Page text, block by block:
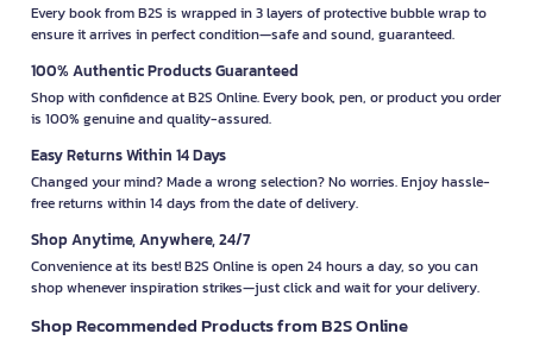
Every book from B2S is wrapped in 3 layers of protective bubble wrap to
ensure it arrives in perfect condition—safe and sound, guaranteed.
100% Authentic Products Guaranteed
Shop with confidence at B2S Online. Every book, pen, or product you order
is 100% genuine and quality-assured.
Easy Returns Within 14 Days
Changed your mind? Made a wrong selection? No worries. Enjoy hassle-
free returns within 14 days from the date of delivery.
Shop Anytime, Anywhere, 24/7
Convenience at its best! B2S Online is open 24 hours a day, so you can
shop whenever inspiration strikes—just click and wait for your delivery.
Shop Recommended Products from B2S Online